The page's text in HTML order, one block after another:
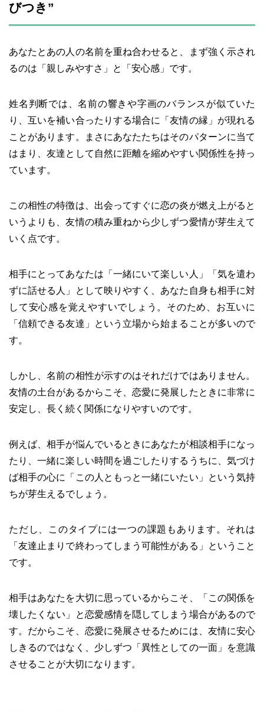
びつき”
あなたとあの人の名前を重ね合わせると、まず強く示され
るのは「親しみやすさ」と「安心感」です。
姓名判断では、名前の響きや字画のバランスが似ていた
り、互いを補い合ったりする場合に「友情の縁」が現れる
ことがあります。まさにあなたたちはそのパターンに当て
はまり、友達として自然に距離を縮めやすい関係性を持っ
ています。
この相性の特徴は、出会ってすぐに恋の炎が燃え上がると
いうよりも、友情の積み重ねから少しずつ愛情が芽生えて
いく点です。
相手にとってあなたは「一緒にいて楽しい人」「気を遣わ
ずに話せる人」として映りやすく、あなた自身も相手に対
して安心感を覚えやすいでしょう。そのため、お互いに
「信頼できる友達」という立場から始まることが多いので
す。
しかし、名前の相性が示すのはそれだけではありません。
友情の土台があるからこそ、恋愛に発展したときに非常に
安定し、長く続く関係になりやすいのです。
例えば、相手が悩んでいるときにあなたが相談相手になっ
たり、一緒に楽しい時間を過ごしたりするうちに、気づけ
ば相手の心に「この人ともっと一緒にいたい」という気持
ちが芽生えるでしょう。
ただし、このタイプには一つの課題もあります。それは
「友達止まりで終わってしまう可能性がある」ということ
です。
相手はあなたを大切に思っているからこそ、「この関係を
壊したくない」と恋愛感情を隠してしまう場合があるので
す。だからこそ、恋愛に発展させるためには、友情に安心
しきるのではなく、少しずつ「異性としての一面」を意識
させることが大切になります。